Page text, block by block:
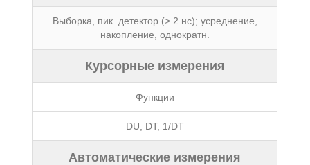
Выборка, пик. детектор (> 2 нс); усреднение,
накопление, однократн.
Курсорные измерения
Функции
DU; DT; 1/DT
Автоматические измерения